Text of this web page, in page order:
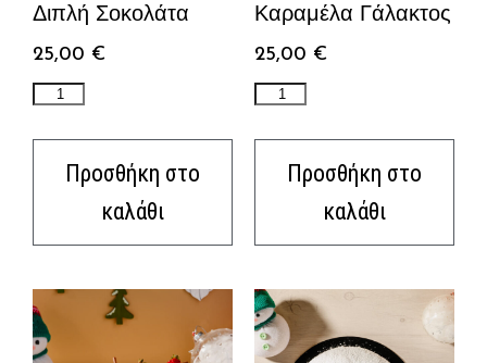
Διπλή Σοκολάτα
25,00 €
Προσθήκη στο
καλάθι
Καραμέλα Γάλακτος
25,00 €
Προσθήκη στο
καλάθι